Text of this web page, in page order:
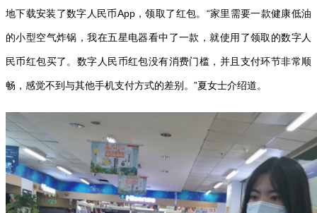
地下载安装了数字人民币App，领取了红包。“家里需要一款健康低油
的小型空气炸锅，我在五星电器看中了一款，就使用了领取的数字人
民币红包买了。数字人民币红包没有消费门槛，并且支付环节非常顺
畅，感觉不到与其他手机支付方式的差别。”夏女士介绍道。